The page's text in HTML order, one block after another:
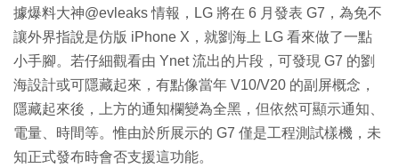
據爆料大神@evleaks 情報，LG 將在 6 月發表 G7，為免不
讓外界指說是仿版 iPhone X，就劉海上 LG 看來做了一點
小手腳。若仔細觀看由 Ynet 流出的片段，可發現 G7 的劉
海設計或可隱藏起來，有點像當年 V10/V20 的副屏概念，
隱藏起來後，上方的通知欄變為全黑，但依然可顯示通知、
電量、時間等。惟由於所展示的 G7 僅是工程測試樣機，未
知正式發布時會否支援這功能。